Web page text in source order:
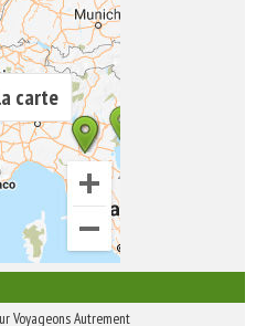
carte
Voyageons Autrement